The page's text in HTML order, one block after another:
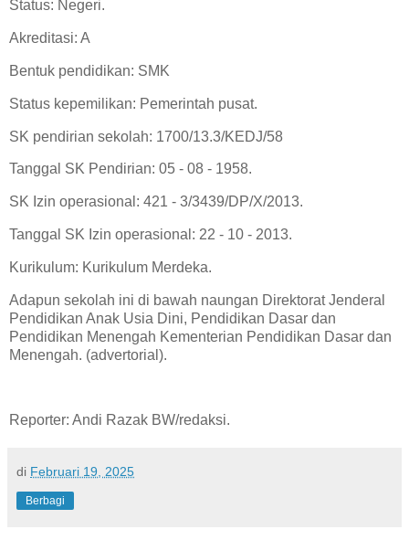
Status: Negeri.
Akreditasi: A
Bentuk pendidikan: SMK
Status kepemilikan: Pemerintah pusat.
SK pendirian sekolah: 1700/13.3/KEDJ/58
Tanggal SK Pendirian: 05 - 08 - 1958.
SK Izin operasional: 421 - 3/3439/DP/X/2013.
Tanggal SK Izin operasional: 22 - 10 - 2013.
Kurikulum: Kurikulum Merdeka.
Adapun sekolah ini di bawah naungan Direktorat Jenderal
Pendidikan Anak Usia Dini, Pendidikan Dasar dan
Pendidikan Menengah Kementerian Pendidikan Dasar dan
Menengah. (advertorial).
Reporter: Andi Razak BW/redaksi.
di Februari 19, 2025
Berbagi